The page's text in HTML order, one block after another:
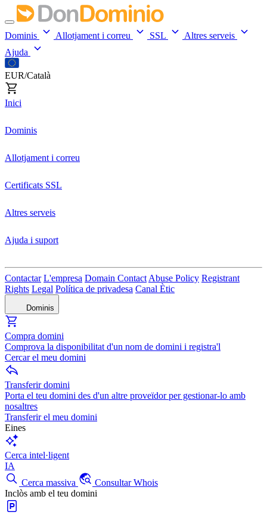
Dominis Allotjament i correu SSL
Altres serveis
Ajuda
EUR/Català
Inici
Dominis
Allotjament i correu
Certificats SSL
Altres serveis
Ajuda i suport
Contactar L'empresa Domain Contact Abuse Policy Registrant
Rights Legal Política de privadesa Canal Ètic
Dominis
Compra domini
Comprova la disponibilitat d'un nom de domini i registra'l
Cercar el meu domini
Transferir domini
Porta el teu domini des d'un altre proveïdor per gestionar-lo amb
nosaltres
Transferir el meu domini
Eines
Cerca intel·ligent
IA
Cerca massiva
Consultar Whois
Inclòs amb el teu domini